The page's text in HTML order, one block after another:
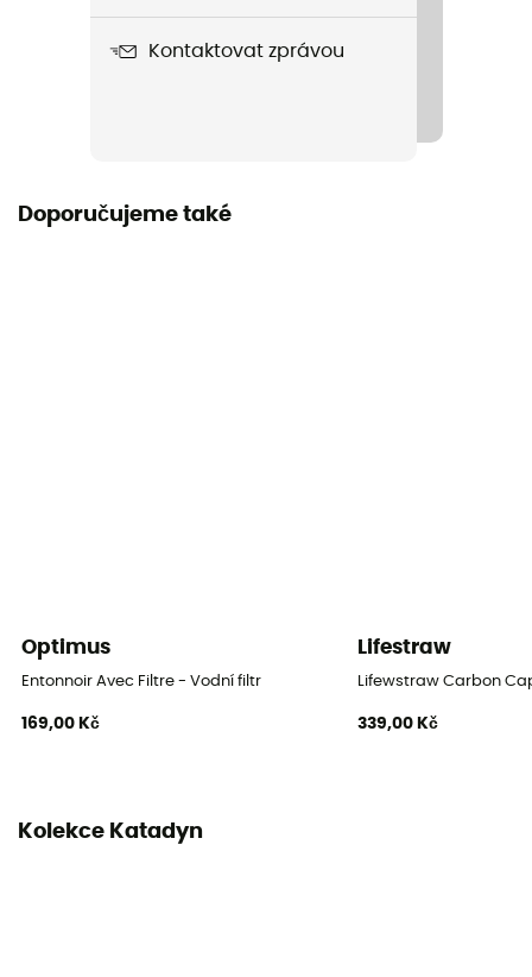
Keramika a aktivní uhlí
2 roky
Kontaktovat zprávou
Doporučujeme také
Optimus
Entonnoir Avec Filtre - Vodní filtr
169,00 Kč
Lifestraw
Lifewstraw Carbon
339,00 Kč
Kolekce Katadyn